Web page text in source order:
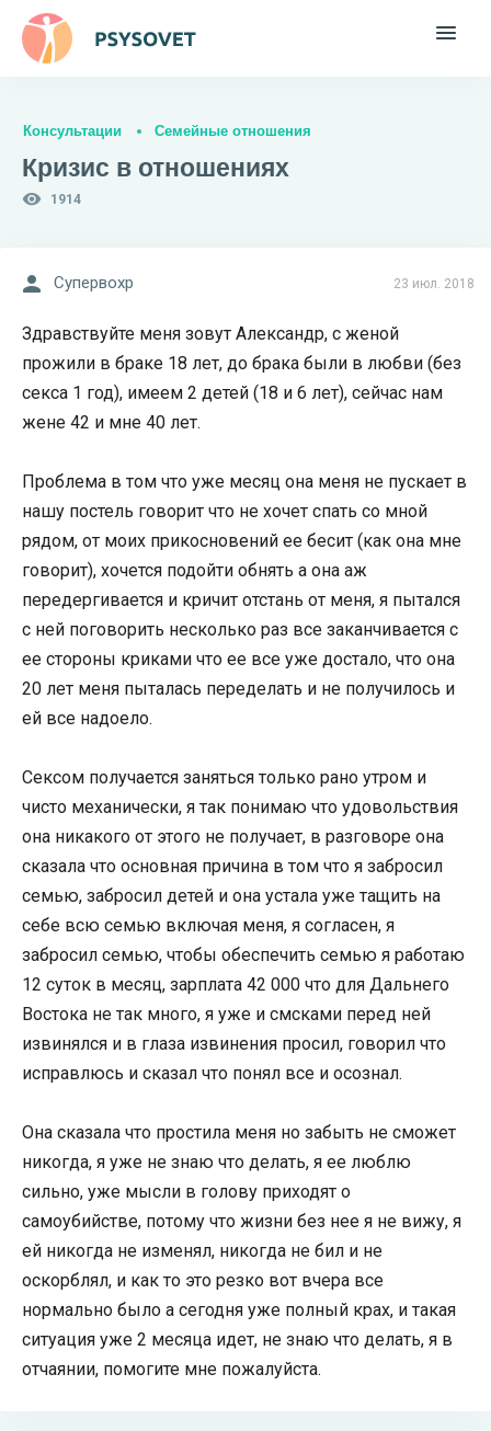
Консультации Семейные отношения
Кризис в отношениях
1914
23 июл. 2018
Супервохр
Здравствуйте меня зовут Александр, с женой
прожили в браке 18 лет, до брака были в любви (без
секса 1 год), имеем 2 детей (18 и 6 лет), сейчас нам
жене 42 и мне 40 лет.
Проблема в том что уже месяц она меня не пускает в
нашу постель говорит что не хочет спать со мной
рядом, от моих прикосновений ее бесит (как она мне
говорит), хочется подойти обнять а она аж
передергивается и кричит отстань от меня, я пытался
с ней поговорить несколько раз все заканчивается с
ее стороны криками что ее все уже достало, что она
20 лет меня пыталась переделать и не получилось и
ей все надоело.
Сексом получается заняться только рано утром и
чисто механически, я так понимаю что удовольствия
она никакого от этого не получает, в разговоре она
сказала что основная причина в том что я забросил
семью, забросил детей и она устала уже тащить на
себе всю семью включая меня, я согласен, я
забросил семью, чтобы обеспечить семью я работаю
12 суток в месяц, зарплата 42 000 что для Дальнего
Востока не так много, я уже и смсками перед ней
извинялся и в глаза извинения просил, говорил что
исправлюсь и сказал что понял все и осознал.
Она сказала что простила меня но забыть не сможет
никогда, я уже не знаю что делать, я ее люблю
сильно, уже мысли в голову приходят о
самоубийстве, потому что жизни без нее я не вижу, я
ей никогда не изменял, никогда не бил и не
оскорблял, и как то это резко вот вчера все
нормально было а сегодня уже полный крах, и такая
ситуация уже 2 месяца идет, не знаю что делать, я в
отчаянии, помогите мне пожалуйста.